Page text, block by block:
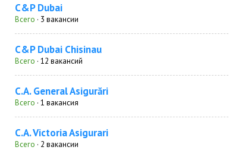
C&P Dubai
Всего · 3 вакансии
C&P Dubai Chisinau
Всего · 12 вакансий
C.A. General Asigurări
Всего · 1 вакансия
C.A. Victoria Asigurari
Всего · 2 вакансии